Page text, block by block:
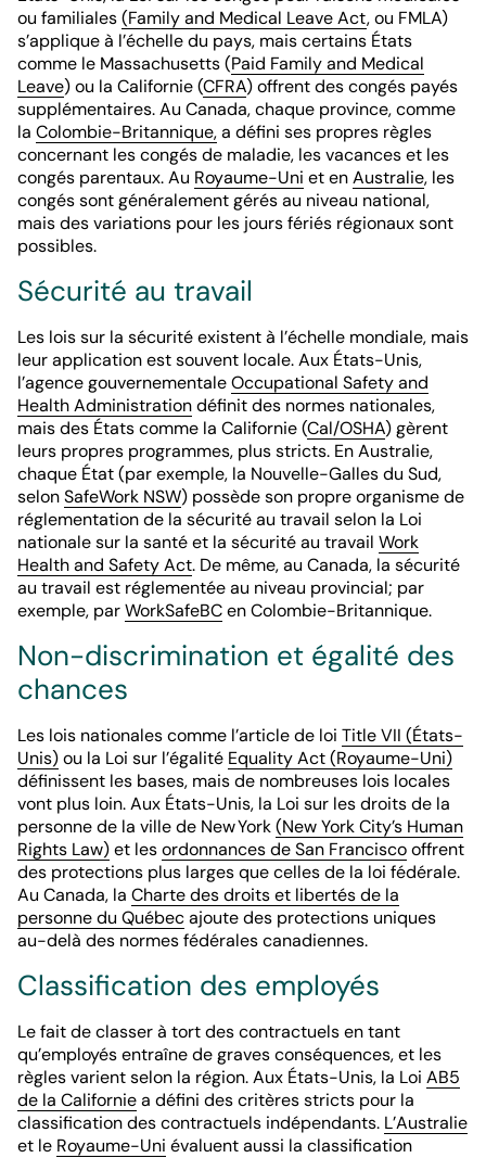
ou familiales(Family and Medical Leave Act, ou FMLA)
s’applique à l’échelle du pays, mais certains États
comme le Massachusetts (Paid Family and Medical
Leave) ou la Californie (CFRA) offrent des congés payés
supplémentaires. Au Canada, chaque province, comme
la Colombie-Britannique,a défini ses propres règles
concernant les congés de maladie, les vacances et les
congés parentaux. Au Royaume-Uni et enAustralie, les
congés sont généralement gérés au niveau national,
mais des variations pour les jours fériés régionaux sont
possibles.
Sécurité au travail
Les lois sur la sécurité existent à l’échelle mondiale, mais
leur application est souvent locale. Aux États-Unis,
l’agence gouvernementaleOccupational Safety and
Health Administrationdéfinit des normes nationales,
mais des États comme la Californie (Cal/OSHA) gèrent
leurs propres programmes, plus stricts. En Australie,
chaque État (par exemple, la Nouvelle-Galles du Sud,
selonSafeWork NSW) possède son propre organisme de
réglementation de la sécurité au travail selon la Loi
nationale sur la santé et la sécurité au travail Work
Health and Safety Act. De même, au Canada, la sécurité
au travail est réglementée au niveau provincial; par
exemple, parWorkSafeBCen Colombie-Britannique.
Non-discrimination et égalité des
chances
Les lois nationales comme l’article de loi Title VII (États-
Unis)ou la Loi sur l’égalité Equality Act (Royaume-Uni)
définissent les bases, mais de nombreuses lois locales
vont plus loin. Aux États-Unis, la Loi sur les droits de la
personne de la ville de New York(New York City’s Human
Rights Law)et lesordonnances de San Franciscooffrent
des protections plus larges que celles de la loi fédérale.
Au Canada, la Charte des droits et libertés de la
personne du Québecajoute des protections uniques
au-delà des normes fédérales canadiennes.
Classification des employés
Le fait de classer à tort des contractuels en tant
qu’employés entraîne de graves conséquences, et les
règles varient selon la région. Aux États-Unis, la Loi AB5
de la Californiea défini des critères stricts pour la
classification des contractuels indépendants. L’Australie
et le Royaume-Uni évaluent aussi la classification